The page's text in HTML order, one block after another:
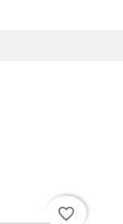
favorite_border